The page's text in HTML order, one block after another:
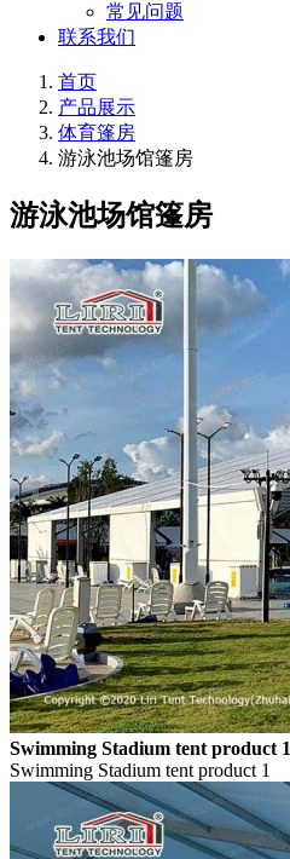
常见问题
联系我们
首页
产品展示
体育篷房
游泳池场馆篷房
游泳池场馆篷房
Swimming Stadium tent product 1
Swimming Stadium tent product 1